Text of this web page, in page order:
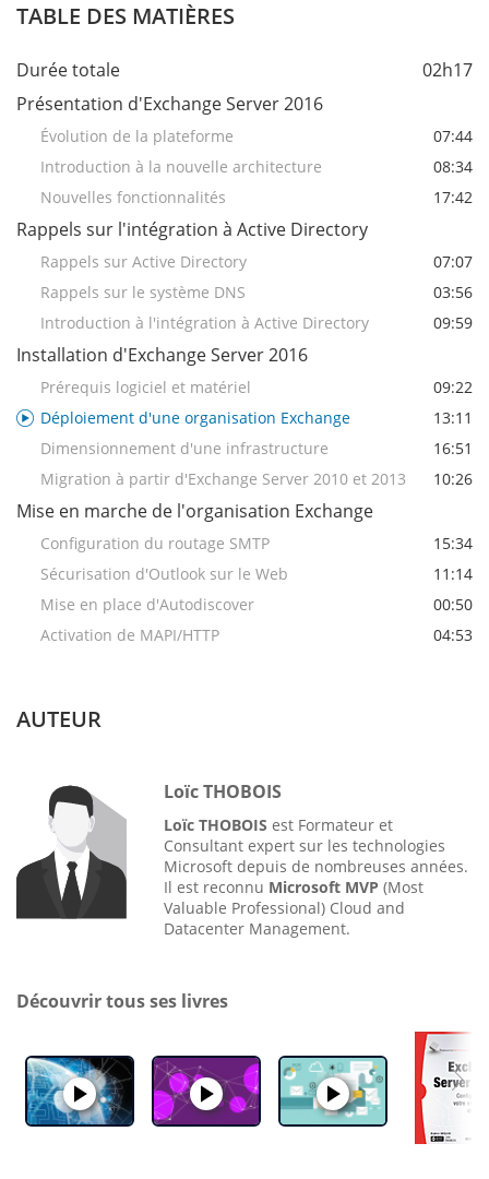
TABLE DES MATIÈRES
Durée totale
02h17
Présentation d'Exchange Server 2016
Évolution de la plateforme
07:44
Introduction à la nouvelle architecture
08:34
Nouvelles fonctionnalités
17:42
Rappels sur l'intégration à Active Directory
Rappels sur Active Directory
07:07
Rappels sur le système DNS
03:56
Introduction à l'intégration à Active Directory
09:59
Installation d'Exchange Server 2016
Prérequis logiciel et matériel
09:22
Déploiement d'une organisation Exchange
13:11
Dimensionnement d'une infrastructure
16:51
Migration à partir d'Exchange Server 2010 et 2013
10:26
Mise en marche de l'organisation Exchange
Configuration du routage SMTP
15:34
Sécurisation d'Outlook sur le Web
11:14
Mise en place d'Autodiscover
00:50
Activation de MAPI/HTTP
04:53
AUTEUR
Loïc THOBOIS
Loïc THOBOIS est Formateur et
Consultant expert sur les technologies
Microsoft depuis de nombreuses années.
Il est reconnu Microsoft MVP (Most
Valuable Professional) Cloud and
Datacenter Management.
Découvrir tous ses livres